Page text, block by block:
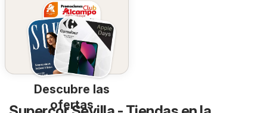
Descubre las
ofertas